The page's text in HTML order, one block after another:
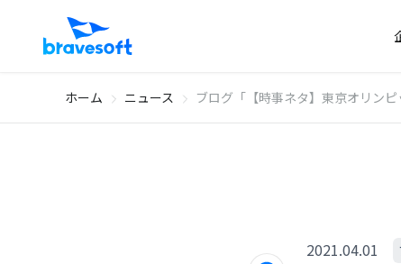
ホーム ニュース ブログ「【時事ネタ】東京オリン
2021.04.01